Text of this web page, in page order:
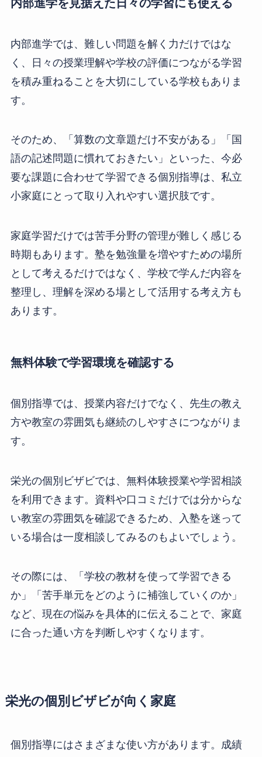
内部進学を見据えた日々の学習にも使える
内部進学では、難しい問題を解く力だけではな
く、日々の授業理解や学校の評価につながる学習
を積み重ねることを大切にしている学校もありま
す。
そのため、「算数の文章題だけ不安がある」「国
語の記述問題に慣れておきたい」といった、今必
要な課題に合わせて学習できる個別指導は、私立
小家庭にとって取り入れやすい選択肢です。
家庭学習だけでは苦手分野の管理が難しく感じる
時期もあります。塾を勉強量を増やすための場所
として考えるだけではなく、学校で学んだ内容を
整理し、理解を深める場として活用する考え方も
あります。
無料体験で学習環境を確認する
個別指導では、授業内容だけでなく、先生の教え
方や教室の雰囲気も継続のしやすさにつながりま
す。
栄光の個別ビザビでは、無料体験授業や学習相談
を利用できます。資料や口コミだけでは分からな
い教室の雰囲気を確認できるため、入塾を迷って
いる場合は一度相談してみるのもよいでしょう。
その際には、「学校の教材を使って学習できる
か」「苦手単元をどのように補強していくのか」
など、現在の悩みを具体的に伝えることで、家庭
に合った通い方を判断しやすくなります。
栄光の個別ビザビが向く家庭
個別指導にはさまざまな使い方があります。成績